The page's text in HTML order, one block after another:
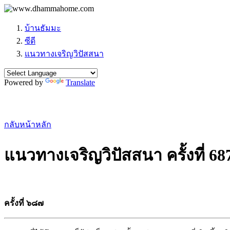
บ้านธัมมะ
ซีดี
แนวทางเจริญวิปัสสนา
Powered by Translate
กลับหน้าหลัก
แนวทางเจริญวิปัสสนา ครั้งที่
ครั้งที่ ๖๘๗